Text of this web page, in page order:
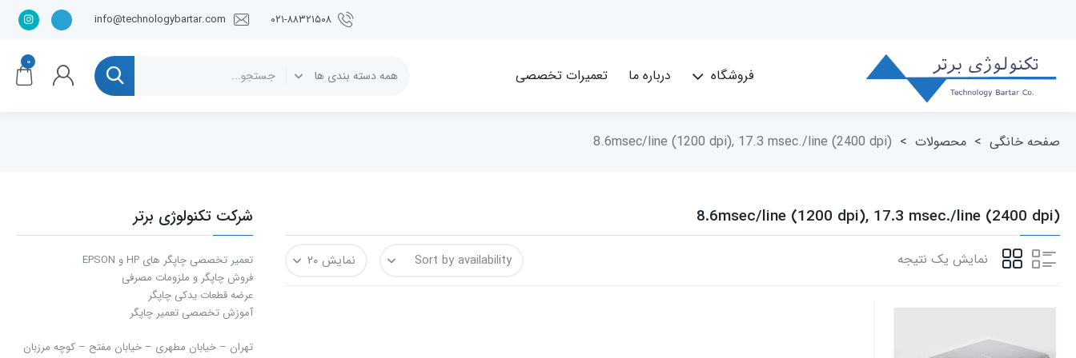
info@technologybartar.com ۰۲۱-۸۸۳۲۱۵۰۸
فروشگاه درباره ما تعمیرات تخصصی
۰
صفحه خانگی > محصولات >
8.6msec/line (1200 dpi), 17.3 msec./line (2400 dpi)
8.6msec/line (1200 dpi), 17.3 msec./line (2400 dpi)
نمایش یک نتیجه
شرکت تکنولوژی برتر
تعمیر تخصصی چاپگر های HP و EPSON
فروش چاپگر و ملزومات مصرفی
عرضه قطعات یدکی چاپگر
آموزش تخصصی تعمیر چاپگر
تهران – خیابان مطهری – خیابان مفتح – كوچه مرزبان